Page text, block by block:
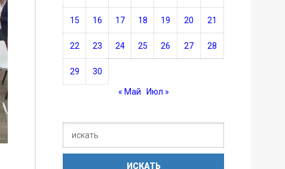
15 16 17 18 19 20 21
22 23 24 25 26 27 28
29 30
« Май Июл »